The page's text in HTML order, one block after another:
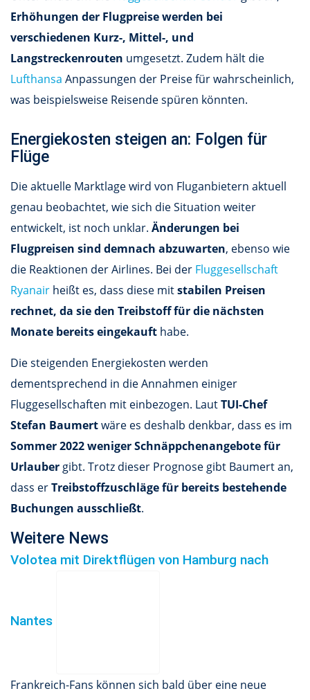
Erhöhungen der Flugpreise werden bei
verschiedenen Kurz-, Mittel-, und
Langstreckenrouten umgesetzt. Zudem hält die
Lufthansa Anpassungen der Preise für wahrscheinlich,
was beispielsweise Reisende spüren könnten.
Energiekosten steigen an: Folgen für
Flüge
Die aktuelle Marktlage wird von Fluganbietern aktuell
genau beobachtet, wie sich die Situation weiter
entwickelt, ist noch unklar. Änderungen bei
Flugpreisen sind demnach abzuwarten, ebenso wie
die Reaktionen der Airlines. Bei der Fluggesellschaft
Ryanair heißt es, dass diese mitstabilen Preisen
rechnet, da sie den Treibstoff für die nächsten
Monate bereits eingekauft habe.
Die steigenden Energiekosten werden
dementsprechend in die Annahmen einiger
Fluggesellschaften mit einbezogen. LautTUI-Chef
Stefan Baumertwäre es deshalb denkbar, dass es im
Sommer 2022 weniger Schnäppchenangebote für
Urlauber gibt. Trotz dieser Prognose gibt Baumert an,
dass erTreibstoffzuschläge für bereits bestehende
Buchungen ausschließt.
Weitere News
Volotea mit Direktflügen von Hamburg nach
Nantes
Frankreich-Fans können sich bald über eine neue